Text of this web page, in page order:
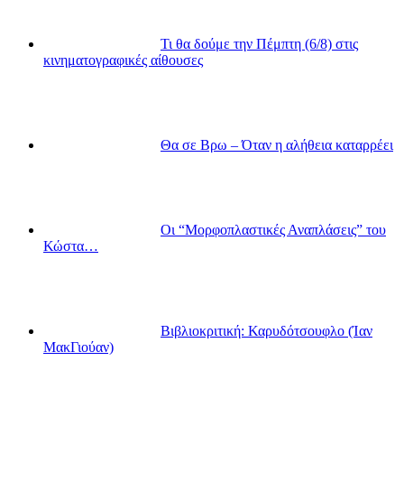
Τι θα δούμε την Πέμπτη (6/8) στις
κινηματογραφικές αίθουσες
Θα σε Βρω – Όταν η αλήθεια καταρρέει
Οι “Μορφοπλαστικές Αναπλάσεις” του
Κώστα…
Βιβλιοκριτική: Καρυδότσουφλο (Ίαν
ΜακΓιούαν)